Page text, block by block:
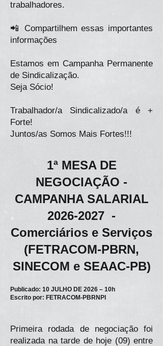
trabalhadores.
📲 Compartilhem essas importantes
informações
Estamos em Campanha Permanente
de Sindicalização.
Seja Sócio!
Trabalhador/a Sindicalizado/a é +
Forte!
Juntos/as Somos Mais Fortes!!!
1ª MESA DE
NEGOCIAÇÃO -
CAMPANHA SALARIAL
2026-2027 -
Comerciários e Serviços
(FETRACOM-PBRN,
SINECOM e SEAAC-PB)
Publicado: 10 JULHO DE 2026 – 10h
Escrito por: FETRACOM-PBRNPI
Primeira rodada de negociação foi
realizada na tarde de hoje (09) entre